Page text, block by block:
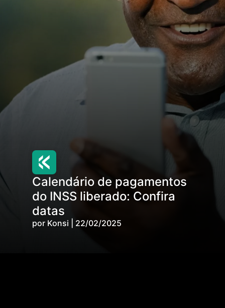
Calendário de pagamentos
do INSS liberado: Confira
datas
por Konsi | 22/02/2025